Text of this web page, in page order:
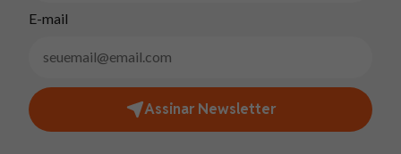
E-mail
Assinar Newsletter